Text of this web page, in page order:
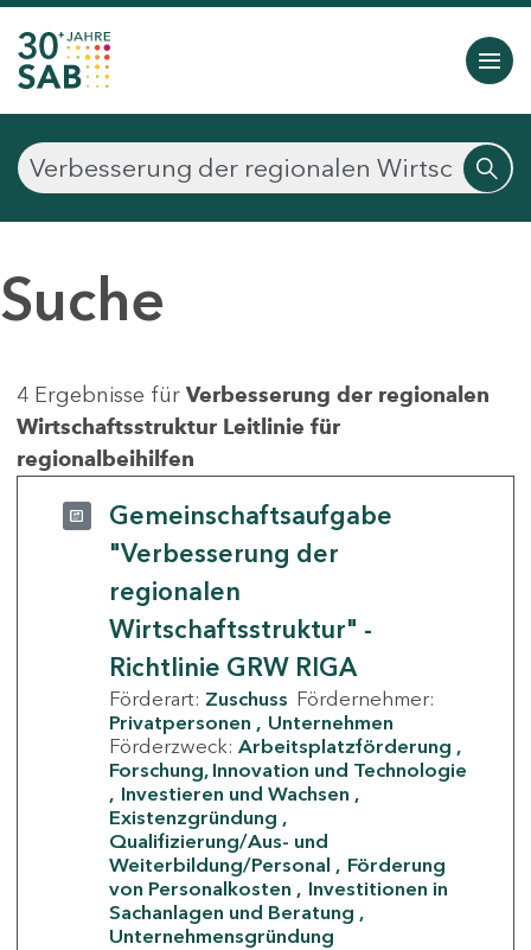
Suche
4 Ergebnisse für Verbesserung der regionalen
Wirtschaftsstruktur Leitlinie für
regionalbeihilfen
Gemeinschaftsaufgabe
"Verbesserung der
regionalen
Wirtschaftsstruktur" -
Richtlinie GRW RIGA
Förderart: Zuschuss Fördernehmer:
Privatpersonen
Unternehmen
Förderzweck: Arbeitsplatzförderung
Forschung, Innovation und Technologie
Investieren und Wachsen
Existenzgründung
Qualifizierung/Aus- und
Weiterbildung/Personal
Förderung
von Personalkosten
Investitionen in
Sachanlagen und Beratung
Unternehmensgründung